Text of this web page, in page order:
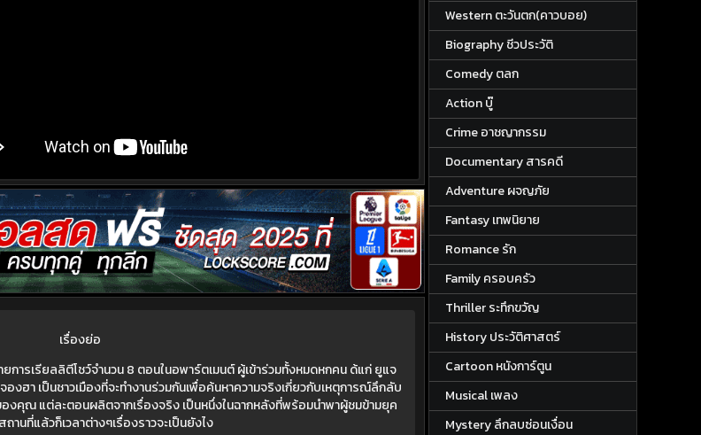
เรื่องย่อ
ารเรียลลิตีโชว์จำนวน 8 ตอนในอพาร์ตเมนต์ ผู้เข้าร่วมทั้งหมดหกคน ด้แก่ ยูแจ
องฮา เป็นชาวเมืองที่จะทำงานร่วมกันเพื่อค้นหาความจริงเกี่ยวกับเหตุการณ์ลึกลับ
องคุณ แต่ละตอนผลิตจากเรื่องจริง เป็นหนึ่งในฉากหลังที่พร้อมนำพาผู้ชมข้ามยุค
านที่แล้วก็เวลาต่างๆเรื่องราวจะเป็นยังไง
Western ตะวันตก(คาวบอย)
Biography ชีวประวัติ
Comedy ตลก
Action บู๊
Crime อาชญากรรม
Documentary สารคดี
Adventure ผจญภัย
Fantasy เทพนิยาย
Romance รัก
Family ครอบครัว
Thriller ระทึกขวัญ
History ประวัติศาสตร์
Cartoon หนังการ์ตูน
Musical เพลง
Mystery ลึกลบซ่อนเงื่อน